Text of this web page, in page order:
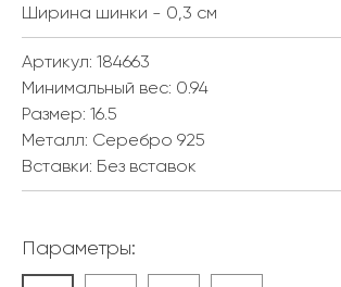
Ширина шинки - 0,3 см
Артикул: 184663
Минимальный вес: 0.94
Размер: 16.5
Металл: Серебро 925
Вставки: Без вставок
Параметры: